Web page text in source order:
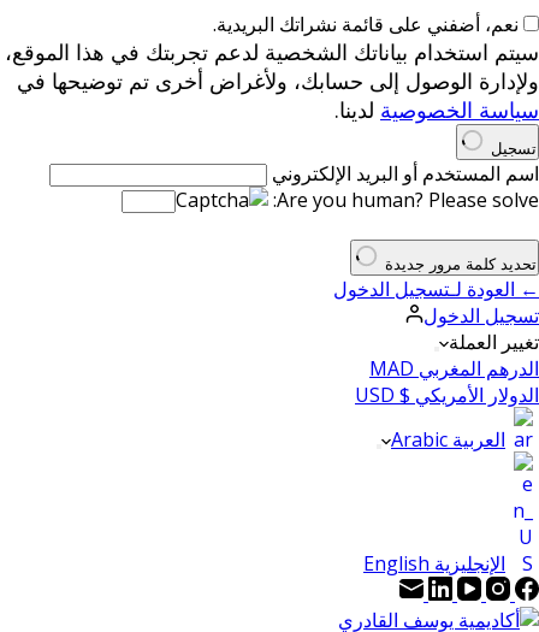
نعم، أضفني على قائمة نشراتك البريدية.
سيتم استخدام بياناتك الشخصية لدعم تجربتك في هذا الموقع،
ولإدارة الوصول إلى حسابك، ولأغراض أخرى تم توضيحها في
سياسة الخصوصية لدينا.
تسجيل
اسم المستخدم أو البريد الإلكتروني
Are you human? Please solve:
تحديد كلمة مرور جديدة
← العودة لـتسجيل الدخول
تسجيل الدخول
تغيير العملة
الدرهم المغربي MAD
الدولار الأمريكي $ USD
العربية Arabic
الإنجليزية English